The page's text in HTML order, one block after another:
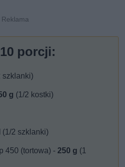
10 porcji:
szklanki)
g (1/2 kostki)
(1/2 szklanki)
450 (tortowa) -250 g (1